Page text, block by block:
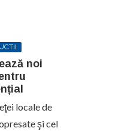
noi
locale de
şi cel